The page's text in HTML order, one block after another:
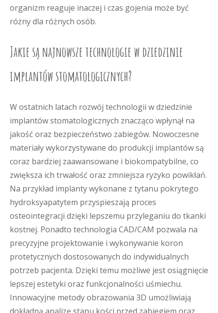
organizm reaguje inaczej i czas gojenia może być
różny dla różnych osób.
Jakie są najnowsze technologie w dziedzinie
implantów stomatologicznych?
W ostatnich latach rozwój technologii w dziedzinie
implantów stomatologicznych znacząco wpłynął na
jakość oraz bezpieczeństwo zabiegów. Nowoczesne
materiały wykorzystywane do produkcji implantów są
coraz bardziej zaawansowane i biokompatybilne, co
zwiększa ich trwałość oraz zmniejsza ryzyko powikłań.
Na przykład implanty wykonane z tytanu pokrytego
hydroksyapatytem przyspieszają proces
osteointegracji dzięki lepszemu przyleganiu do tkanki
kostnej. Ponadto technologia CAD/CAM pozwala na
precyzyjne projektowanie i wykonywanie koron
protetycznych dostosowanych do indywidualnych
potrzeb pacjenta. Dzięki temu możliwe jest osiągnięcie
lepszej estetyki oraz funkcjonalności uśmiechu.
Innowacyjne metody obrazowania 3D umożliwiają